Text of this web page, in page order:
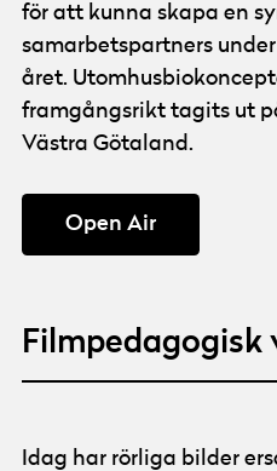
för att kunna skapa en
samarbetspartners
året.
framgångsrikt tagits ut
Västra Götaland.
Open Air
Filmpedagogisk
© Göteborg Film FestivalFoto:
Idag har rörliga bilder